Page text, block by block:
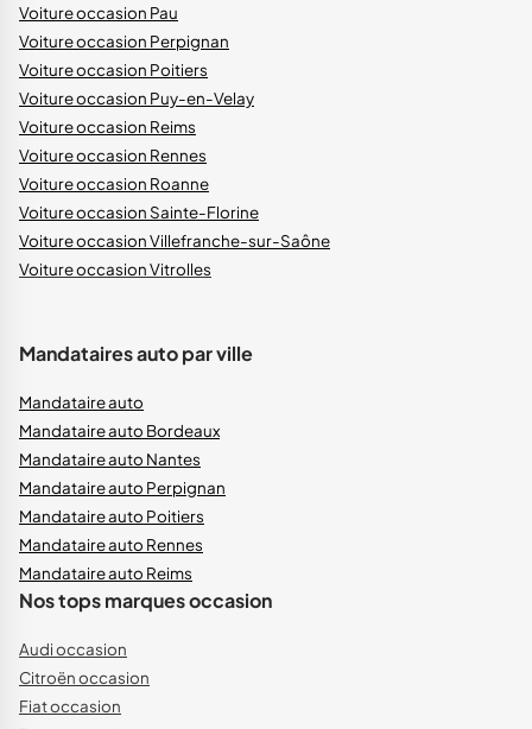
Voiture occasion Pau
Voiture occasion Perpignan
Voiture occasion Poitiers
Voiture occasion Puy-en-Velay
Voiture occasion Reims
Voiture occasion Rennes
Voiture occasion Roanne
Voiture occasion Sainte-Florine
Voiture occasion Villefranche-sur-Saône
Voiture occasion Vitrolles
Mandataires auto par ville
Mandataire auto
Mandataire auto Bordeaux
Mandataire auto Nantes
Mandataire auto Perpignan
Mandataire auto Poitiers
Mandataire auto Rennes
Mandataire auto Reims
Nos tops marques occasion
Audi occasion
Citroën occasion
Fiat occasion